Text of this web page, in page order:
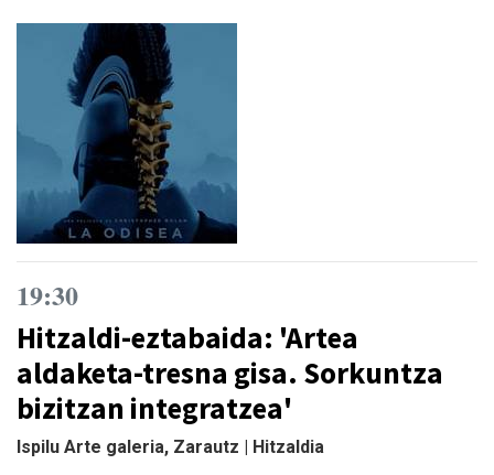
19:30
Hitzaldi-eztabaida: 'Artea
aldaketa-tresna gisa. Sorkuntza
bizitzan integratzea'
Ispilu Arte galeria, Zarautz | Hitzaldia